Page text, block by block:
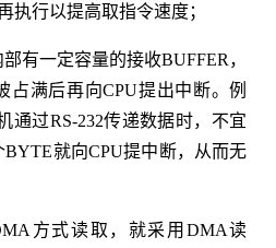
执行以提高取指令速度；
有一定容量的接收BUFFER，
占满后再向CPU提出中断。例
通过RS-232传递数据时，不宜
就向CPU提中断，从而无
方式读取，就采用DMA读